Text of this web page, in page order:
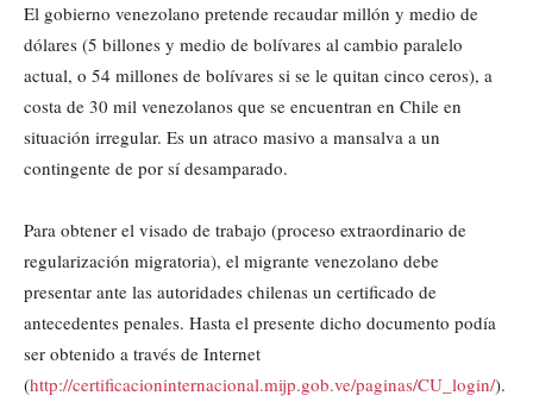
El gobierno venezolano pretende recaudar millón y medio de
dólares (5 billones y medio de bolívares al cambio paralelo
actual, o 54 millones de bolívares si se le quitan cinco ceros), a
costa de 30 mil venezolanos que se encuentran en Chile en
situación irregular. Es un atraco masivo a mansalva a un
contingente de por sí desamparado.
Para obtener el visado de trabajo (proceso extraordinario de
regularización migratoria), el migrante venezolano debe
presentar ante las autoridades chilenas un certificado de
antecedentes penales. Hasta el presente dicho documento podía
ser obtenido a través de Internet
(http://certificacioninternacional.mijp.gob.ve/paginas/CU_login/).